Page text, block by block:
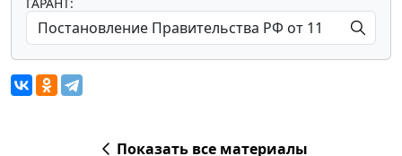
ГАРАНТ:
Показать все материалы